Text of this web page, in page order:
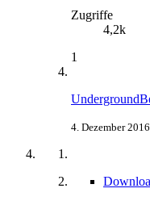
Zugriffe
4,2k
1
4. Dezember 2016